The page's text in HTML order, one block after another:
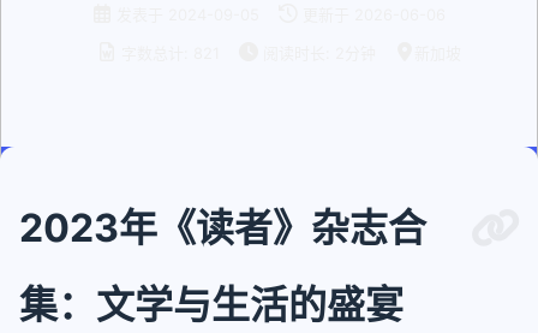
2023年《读者》杂志合
集：文学与生活的盛宴